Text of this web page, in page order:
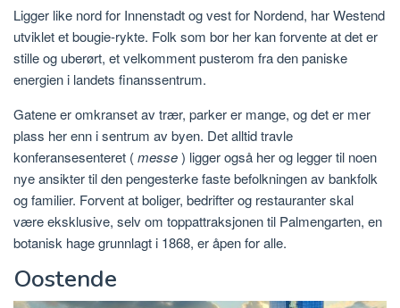
Ligger like nord for Innenstadt og vest for Nordend, har Westend
utviklet et bougie-rykte. Folk som bor her kan forvente at det er
stille og uberørt, et velkomment pusterom fra den paniske
energien i landets finanssentrum.
Gatene er omkranset av trær, parker er mange, og det er mer
plass her enn i sentrum av byen. Det alltid travle
konferansesenteret (messe) ligger også her og legger til noen
nye ansikter til den pengesterke faste befolkningen av bankfolk
og familier. Forvent at boliger, bedrifter og restauranter skal
være eksklusive, selv om toppattraksjonen til Palmengarten, en
botanisk hage grunnlagt i 1868, er åpen for alle.
Oostende